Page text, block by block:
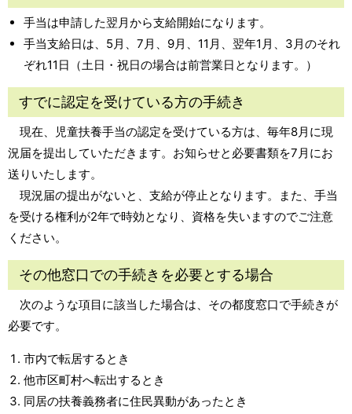
手当は申請した翌月から支給開始になります。
手当支給日は、5月、7月、9月、11月、翌年1月、3月のそれ
ぞれ11日（土日・祝日の場合は前営業日となります。）
すでに認定を受けている方の手続き
現在、児童扶養手当の認定を受けている方は、毎年8月に現
況届を提出していただきます。お知らせと必要書類を7月にお
送りいたします。
現況届の提出がないと、支給が停止となります。また、手当
を受ける権利が2年で時効となり、資格を失いますのでご注意
ください。
その他窓口での手続きを必要とする場合
次のような項目に該当した場合は、その都度窓口で手続きが
必要です。
市内で転居するとき
他市区町村へ転出するとき
同居の扶養義務者に住民異動があったとき